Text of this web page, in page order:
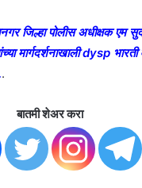
जिल्हा पोलीस अधीक्षक एम
मार्गदर्शनाखाली dysp
.
बातमी शेअर करा